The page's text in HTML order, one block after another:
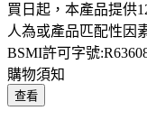
買日起，本產品提供
人為或產品匹配性
BSMI許可字號
購物須知
查看